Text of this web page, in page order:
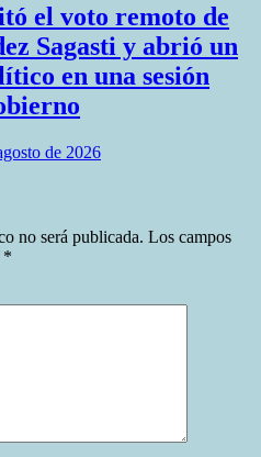
el voto remoto de
Sagasti y abrió un
en una sesión
de 2026
no será publicada. Los campos
*